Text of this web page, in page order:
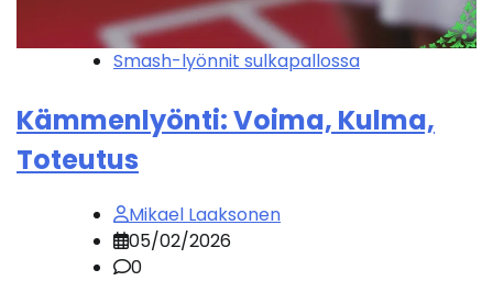
Smash-lyönnit sulkapallossa
Kämmenlyönti: Voima, Kulma,
Toteutus
Mikael Laaksonen
05/02/2026
0